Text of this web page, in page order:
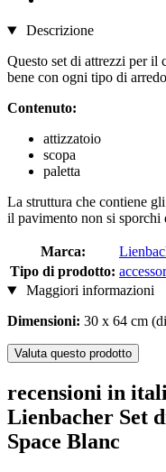
Descrizione
Questo set di attrezzi per il
bene con ogni tipo di
Contenuto:
attizzatoio
scopa
paletta
La struttura che contiene
il pavimento non si sporchi
Marca:
Tipo di prodotto:
Maggiori informazioni
Dimensioni: 30 x 64 cm
Valuta questo prodotto
recensioni in
Lienbacher Set
Space Blanc